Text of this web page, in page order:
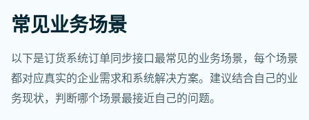
常见业务场景
以下是订货系统订单同步接口最常见的业务场景，每个场景
都对应真实的企业需求和系统解决方案。建议结合自己的业
务现状，判断哪个场景最接近自己的问题。